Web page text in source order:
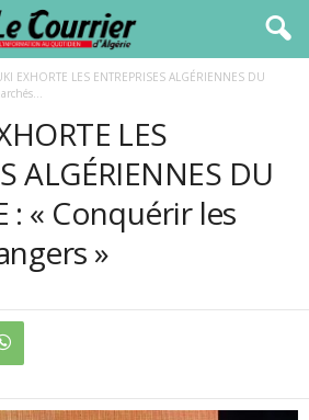
EXHORTE LES ENTREPRISES ALGÉRIENNES DU
LES
ALGÉRIENNES DU
: « Conquérir les
»